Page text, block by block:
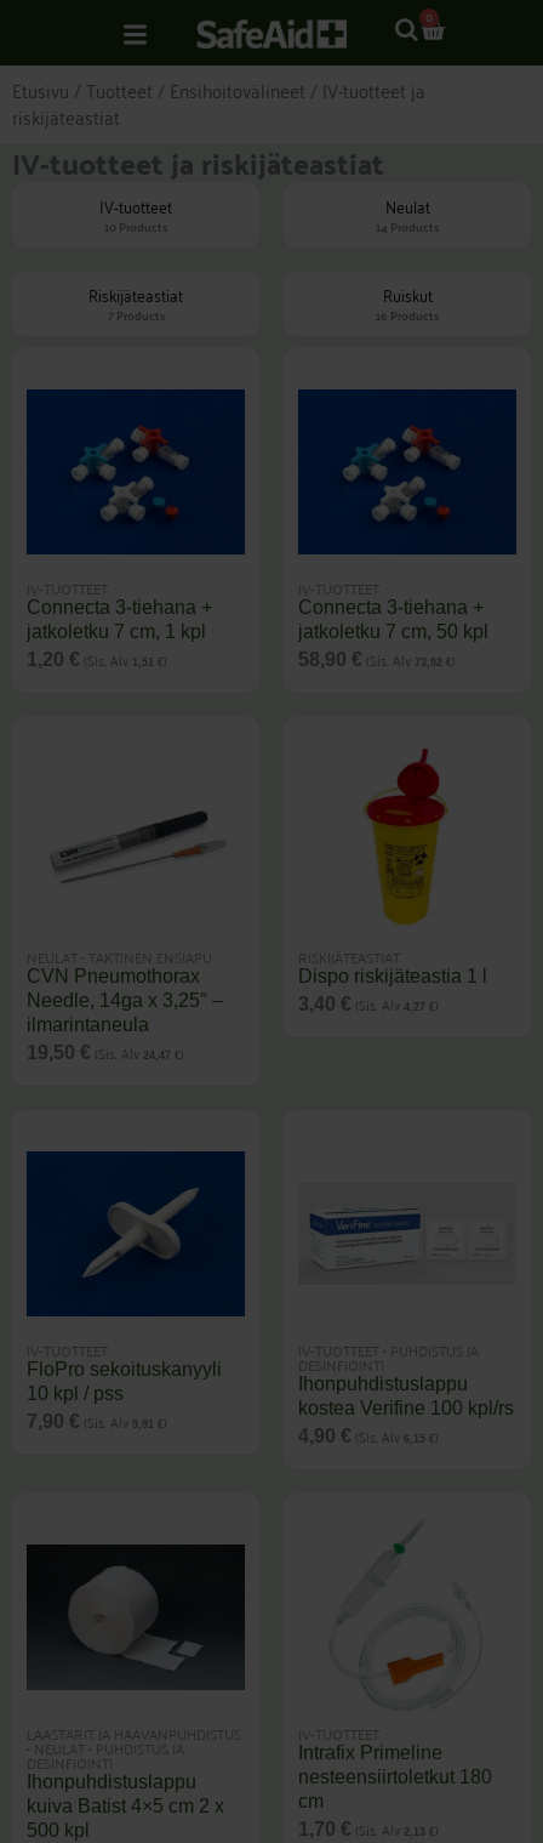
0
CART
Etusivu/Tuotteet/ Ensihoitovälineet/ IV-tuotteet ja
riskijäteastiat
IV-tuotteet ja riskijäteastiat
IV-tuotteet
10 Products
Neulat
14 Products
Riskijäteastiat
7 Products
Ruiskut
16 Products
IV-TUOTTEET
Connecta 3-tiehana +
jatkoletku 7 cm, 1 kpl
1,20 € (Sis. Alv 1,51 € )
IV-TUOTTEET
Connecta 3-tiehana +
jatkoletku 7 cm, 50 kpl
58,90 € (Sis. Alv 73,92 € )
NEULAT•TAKTINEN ENSIAPU
CVN Pneumothorax
Needle, 14ga x 3,25″ –
ilmarintaneula
19,50 € (Sis. Alv 24,47 € )
RISKIJÄTEASTIAT
Dispo riskijäteastia 1 l
3,40 € (Sis. Alv 4,27 € )
IV-TUOTTEET
FloPro sekoituskanyyli
10 kpl / pss
7,90 € (Sis. Alv 9,91 € )
IV-TUOTTEET• PUHDISTUS JA
DESINFIOINTI
Ihonpuhdistuslappu
kostea Verifine 100 kpl/rs
4,90 € (Sis. Alv 6,15 € )
LAASTARIT JA HAAVANPUHDISTUS
•NEULAT• PUHDISTUS JA
DESINFIOINTI
Ihonpuhdistuslappu
kuiva Batist 4×5 cm 2 x
500 kpl
IV-TUOTTEET
Intrafix Primeline
nesteensiirtoletkut 180
cm
1,70 € (Sis. Alv 2,13 € )